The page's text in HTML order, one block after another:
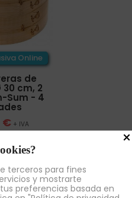
Online
de
cm, 2
Sum - 4
€ + IVA
CARRITO!
Volver arriba
×
terceros para fines
y mostrarte
preferencias basada en